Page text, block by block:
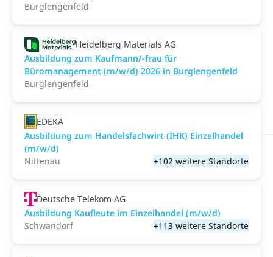
Burglengenfeld
Heidelberg Materials AG
Ausbildung zum Kaufmann/-frau für
Büromanagement (m/w/d) 2026 in Burglengenfeld
Burglengenfeld
EDEKA
Ausbildung zum Handelsfachwirt (IHK) Einzelhandel
(m/w/d)
Nittenau
+102 weitere Standorte
Deutsche Telekom AG
Ausbildung Kaufleute im Einzelhandel (m/w/d)
Schwandorf
+113 weitere Standorte